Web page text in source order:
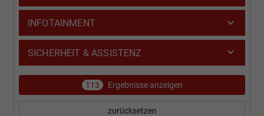
INFOTAINMENT
SICHERHEIT & ASSISTENZ
113 Ergebnisse anzeigen
zurücksetzen